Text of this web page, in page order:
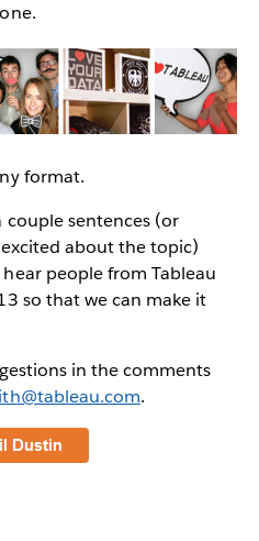
format.
couple sentences (or
about the topic)
people from Tableau
so that we can make it
in the comments
.